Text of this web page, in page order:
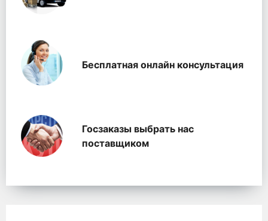
Бесплатная онлайн консультация
Госзаказы выбрать нас
поставщиком